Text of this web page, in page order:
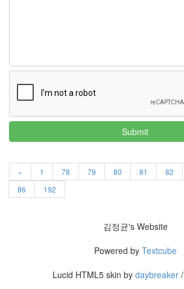
Submit
« 1 78 79 80 81 82
86
192
김정균's Website
Powered by Textcube
Lucid HTML5 skin by daybreaker/